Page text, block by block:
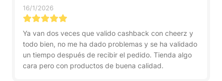
16/1/2026
Ya van dos veces que valido cashback con cheerz y
todo bien, no me ha dado problemas y se ha validado
un tiempo después de recibir el pedido. Tienda algo
cara pero con productos de buena calidad.